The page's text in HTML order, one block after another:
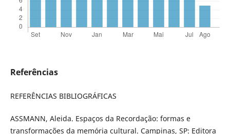
Referências
REFERÊNCIAS BIBLIOGRÁFICAS
ASSMANN, Aleida. Espaços da Recordação: formas e
transformações da memória cultural. Campinas, SP: Editora